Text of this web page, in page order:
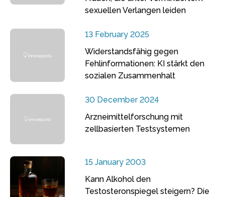
sexuellen Verlangen leiden
13 February 2025
Widerstandsfähig gegen
Fehlinformationen: KI stärkt den
sozialen Zusammenhalt
30 December 2024
Arzneimittelforschung mit
zellbasierten Testsystemen
15 January 2003
Kann Alkohol den
Testosteronspiegel steigern? Die